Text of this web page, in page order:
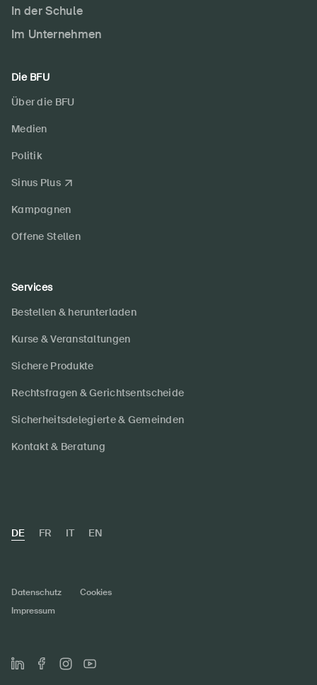
In der Schule
Im Unternehmen
Die BFU
Über die BFU
Medien
Politik
Sinus Plus
Kampagnen
Offene Stellen
Services
Bestellen & herunterladen
Kurse & Veranstaltungen
Sichere Produkte
Rechtsfragen & Gerichtsentscheide
Sicherheitsdelegierte & Gemeinden
Kontakt & Beratung
DE FR IT EN
Datenschutz
Cookies
Impressum